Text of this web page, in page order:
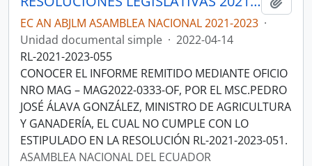
EC AN ABJLM ASAMBLEA NACIONAL 2021-2023 ·
Unidad documental simple · 2022-04-14
RL-2021-2023-055
CONOCER EL INFORME REMITIDO MEDIANTE OFICIO
NRO MAG – MAG2022-0333-OF, POR EL MSC.PEDRO
JOSÉ ÁLAVA GONZÁLEZ, MINISTRO DE AGRICULTURA
Y GANADERÍA, EL CUAL NO CUMPLE CON LO
ESTIPULADO EN LA RESOLUCIÓN RL-2021-2023-051.
ASAMBLEA NACIONAL DEL ECUADOR